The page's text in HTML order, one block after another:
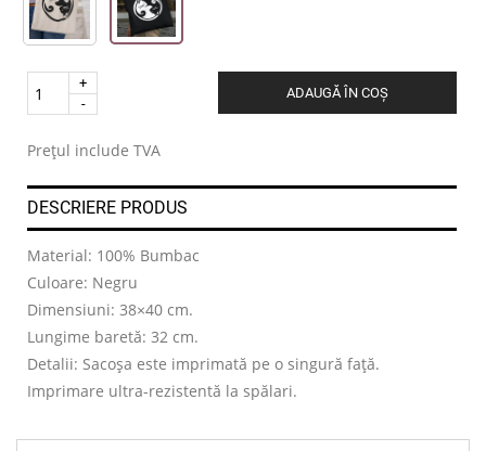
Quantity
ADAUGĂ ÎN COȘ
Prețul include TVA
DESCRIERE PRODUS
Material: 100% Bumbac
Culoare: Negru
Dimensiuni: 38×40 cm.
Lungime baretă: 32 cm.
Detalii: Sacoșa este imprimată pe o singură față.
Imprimare ultra-rezistentă la spălari.